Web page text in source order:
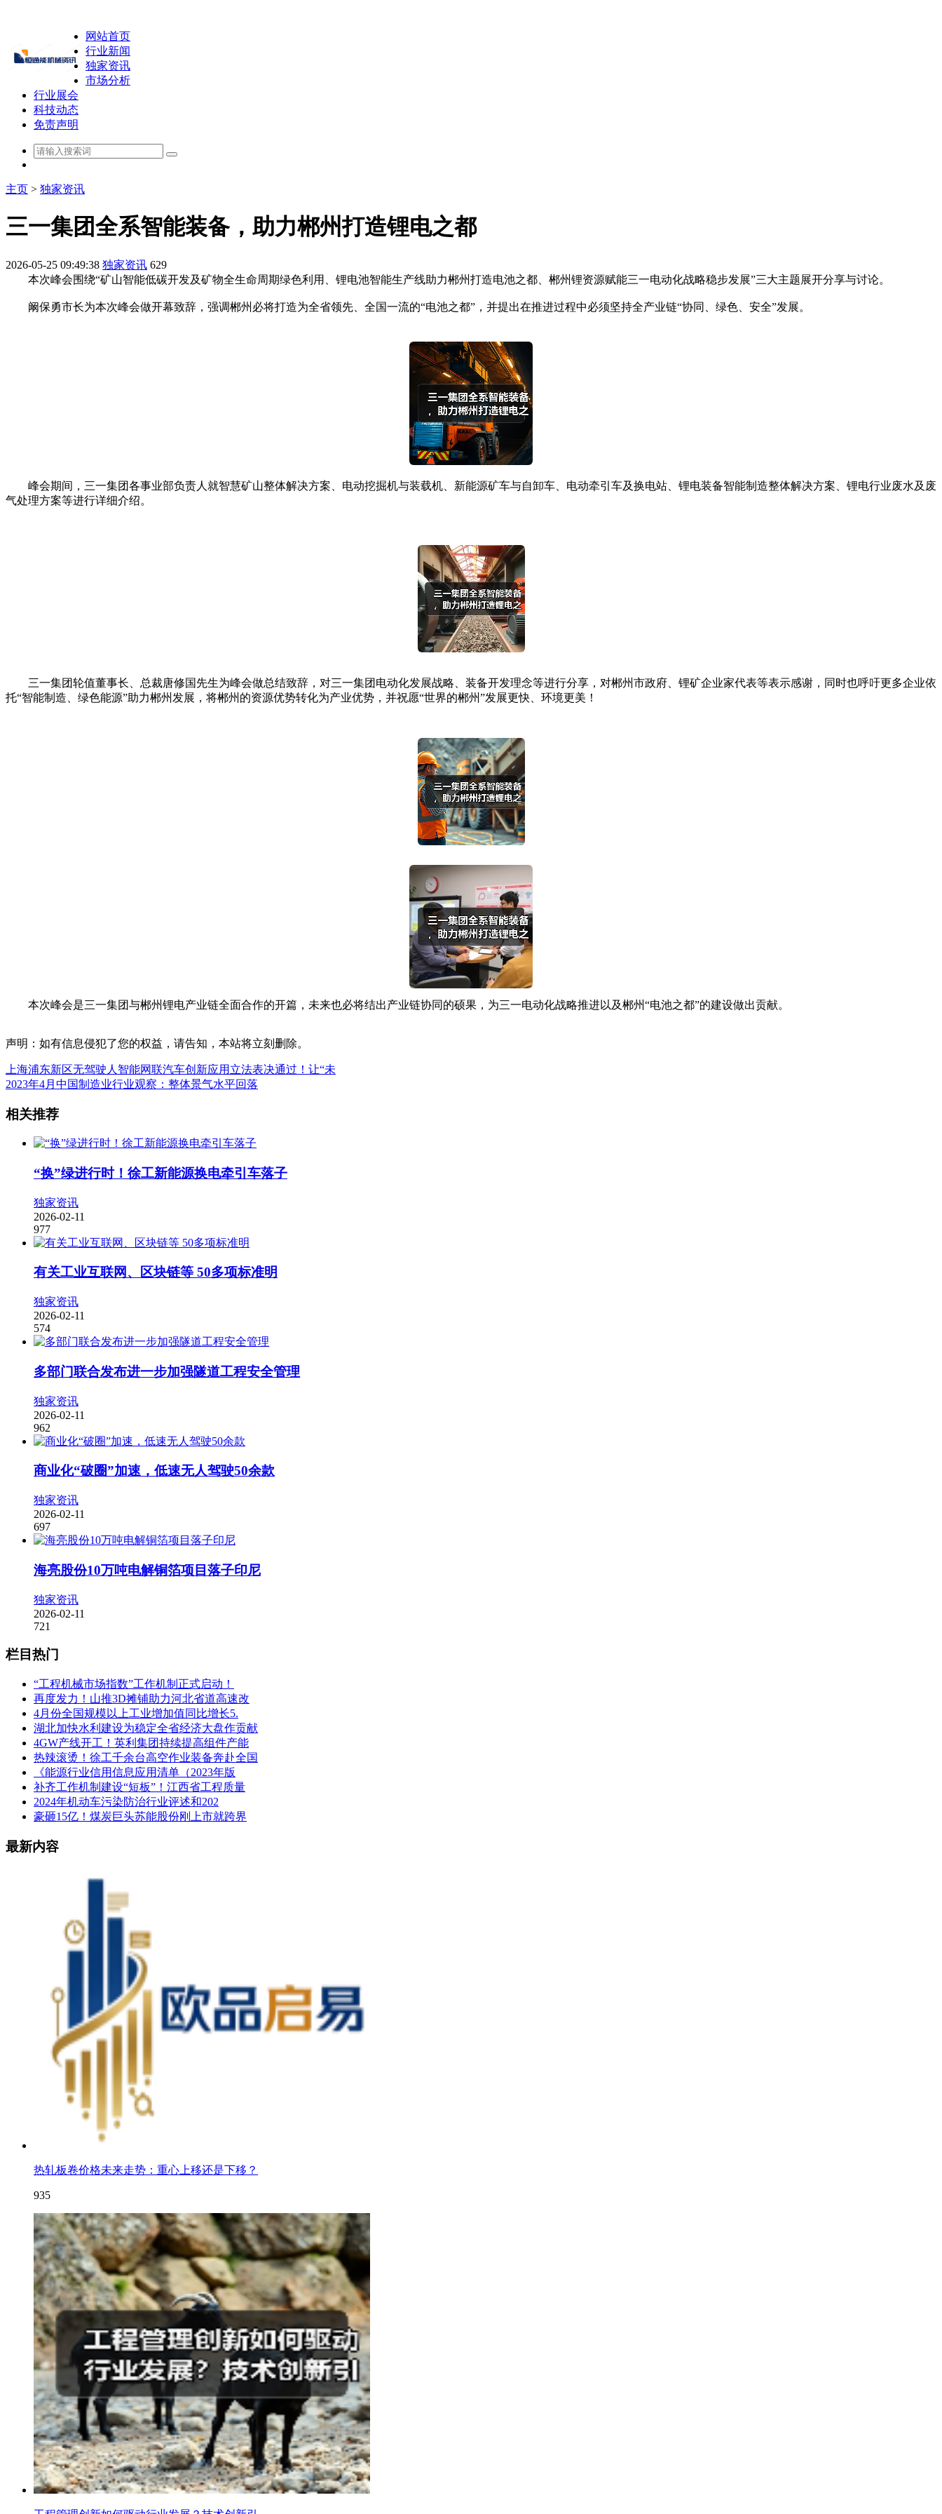
网站首页
行业新闻
独家资讯
市场分析
行业展会
科技动态
免责声明
主页 > 独家资讯
三一集团全系智能装备，助力郴州打造锂电之都
2026-05-25 09:49:38 独家资讯 629
本次峰会围绕“矿山智能低碳开发及矿物全生命周期绿色利用、锂电池智能生产线助力郴州打造电池之都、郴州锂资源赋能三一电动化战略稳步发展”三大主题展开分享与讨论。
阚保勇市长为本次峰会做开幕致辞，强调郴州必将打造为全省领先、全国一流的“电池之都”，并提出在推进过程中必须坚持全产业链“协同、绿色、安全”发展。
峰会期间，三一集团各事业部负责人就智慧矿山整体解决方案、电动挖掘机与装载机、新能源矿车与自卸车、电动牵引车及换电站、锂电装备智能制造整体解决方案、锂电行业废水及废
气处理方案等进行详细介绍。
三一集团轮值董事长、总裁唐修国先生为峰会做总结致辞，对三一集团电动化发展战略、装备开发理念等进行分享，对郴州市政府、锂矿企业家代表等表示感谢，同时也呼吁更多企业依
托“智能制造、绿色能源”助力郴州发展，将郴州的资源优势转化为产业优势，并祝愿“世界的郴州”发展更快、环境更美！
本次峰会是三一集团与郴州锂电产业链全面合作的开篇，未来也必将结出产业链协同的硕果，为三一电动化战略推进以及郴州“电池之都”的建设做出贡献。
声明：如有信息侵犯了您的权益，请告知，本站将立刻删除。
上海浦东新区无驾驶人智能网联汽车创新应用立法表决通过！让“未
2023年4月中国制造业行业观察：整体景气水平回落
相关推荐
“换”绿进行时！徐工新能源换电牵引车落子
独家资讯
2026-02-11
977
有关工业互联网、区块链等 50多项标准明
独家资讯
2026-02-11
574
多部门联合发布进一步加强隧道工程安全管理
独家资讯
2026-02-11
962
商业化“破圈”加速，低速无人驾驶50余款
独家资讯
2026-02-11
697
海亮股份10万吨电解铜箔项目落子印尼
独家资讯
2026-02-11
721
栏目热门
“工程机械市场指数”工作机制正式启动！
再度发力！山推3D摊铺助力河北省道高速改
4月份全国规模以上工业增加值同比增长5.
湖北加快水利建设为稳定全省经济大盘作贡献
4GW产线开工！英利集团持续提高组件产能
热辣滚烫！徐工千余台高空作业装备奔赴全国
《能源行业信用信息应用清单（2023年版
补齐工作机制建设“短板”！江西省工程质量
2024年机动车污染防治行业评述和202
豪砸15亿！煤炭巨头苏能股份刚上市就跨界
最新内容
热轧板卷价格未来走势：重心上移还是下移？
935